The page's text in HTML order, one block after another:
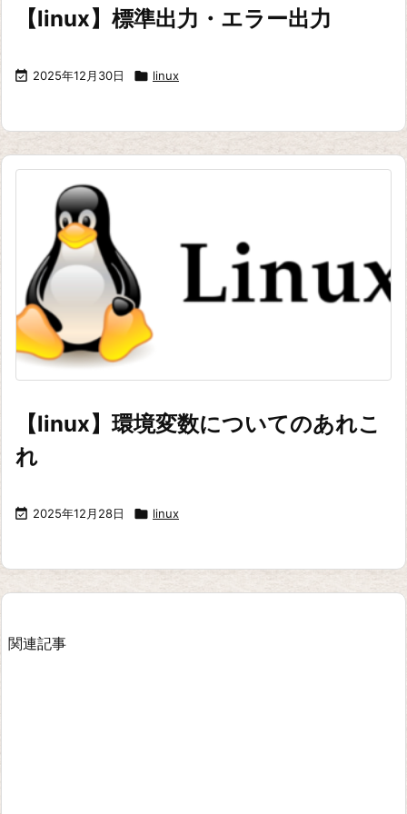
【linux】標準出力・エラー出力
 2025年12月30日  linux
【linux】環境変数についてのあれこ
れ
 2025年12月28日  linux
関連記事